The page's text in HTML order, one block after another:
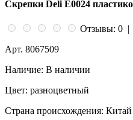
Скрепки Deli E0024
Отзывы: 0 |
Арт. 8067509
Наличие: В наличии
Цвет: разноцветный
Страна происхождения: Китай